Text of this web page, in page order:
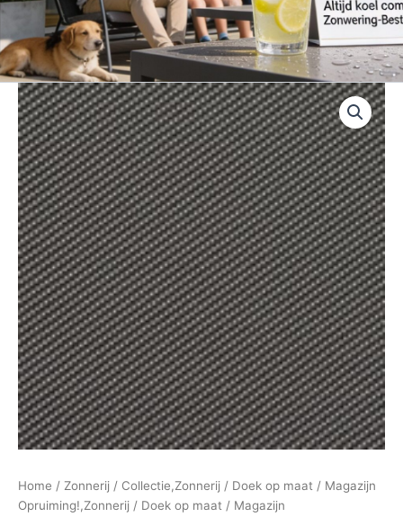
Home / Zonnerij / Collectie,Zonnerij / Doek op maat / Magazijn
Opruiming!,Zonnerij / Doek op maat / Magazijn